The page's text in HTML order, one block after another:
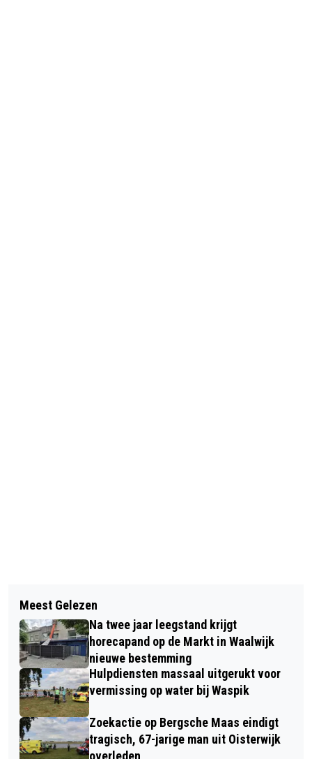
FRANK SPIERINGS STOPT ALS
WETHOUDER VAN GEMEENTE
WAALWIJK
WAALWIJK BEKIJKT LEGALITEIT VAN
GELUIDSSTUDIO NA KLACHT KOPER
DE LOEFF
Meest Gelezen
Na twee jaar leegstand krijgt
horecapand op de Markt in Waalwijk
nieuwe bestemming
Hulpdiensten massaal uitgerukt voor
vermissing op water bij Waspik
Zoekactie op Bergsche Maas eindigt
tragisch, 67-jarige man uit Oisterwijk
overleden